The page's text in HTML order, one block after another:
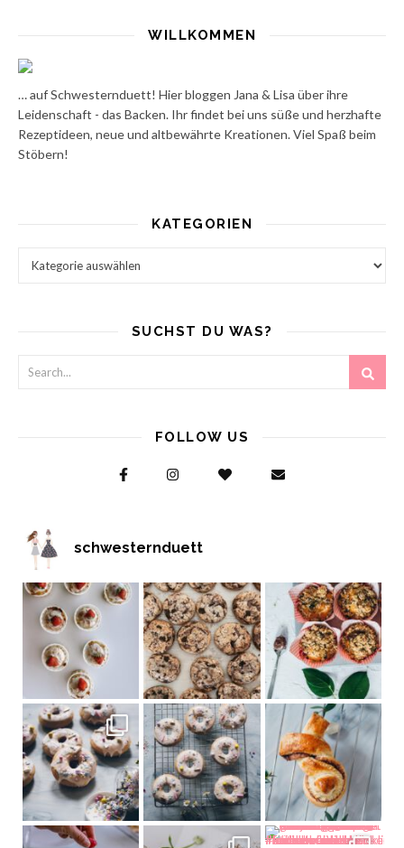
WILLKOMMEN
… auf Schwesternduett! Hier bloggen Jana & Lisa über ihre
Leidenschaft - das Backen. Ihr findet bei uns süße und herzhafte
Rezeptideen, neue und altbewährte Kreationen. Viel Spaß beim
Stöbern!
KATEGORIEN
SUCHST DU WAS?
FOLLOW US
schwesternduett